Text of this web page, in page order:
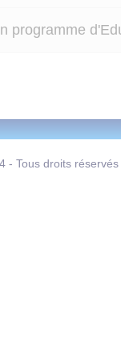
programme
- Tous droits